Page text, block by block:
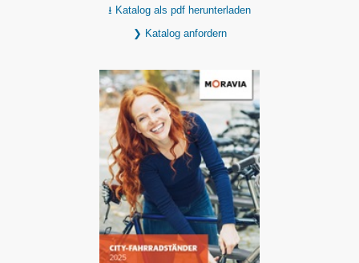
⭳ Katalog als pdf herunterladen
❯ Katalog anfordern